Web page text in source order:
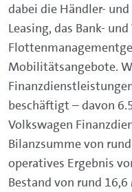
dabei die Händler-
Leasing, das Bank-
Mobilitätsangebote.
beschäftigt – davon
Volkswagen
Bilanzsumme von
operatives Ergebnis
Bestand von rund